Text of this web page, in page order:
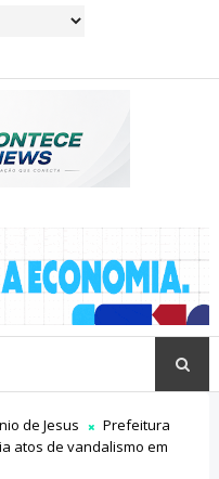
de Jesus
Prefeitura
atos de vandalismo em